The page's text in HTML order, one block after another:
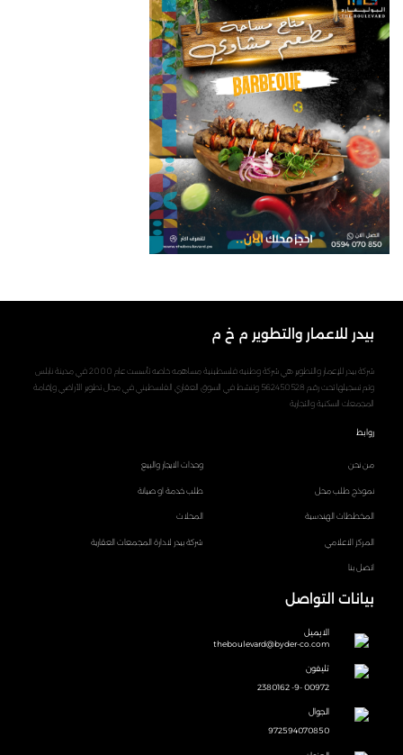
بيدر للاعمار والتطوير م خ م
شركة بيدر للإعمار والتطوير هي شركة وطنيه فلسطينية مساهمه خاصه تأسست عام 2000 في مدينة نابلس
وتم تسجيلها تحت رقم 562450528 وتنشط في السوق العقاري الفلسطيني في مجال تطوير الأراضي وإقامة
المجمعات السكنية والتجارية
روابط
من نحن وحدات الايجار والبيع
نموذج طلب محل طلب خدمة او صيانة
المخططات الهندسية المحلات
المركز الاعلامي شركة بيدر لادارة المجمعات العقارية
اتصل بنا
بيانات التواصل
الايميل
theboulevard@byder-co.com
تليفون
00972 -9- 2380162
الجوال
972594070850